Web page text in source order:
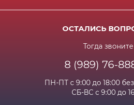
Доставка
Возрат и гарантия
Часто задаваемые вопросы
ОСТАЛИСЬ
Тогда звоните
8 (989) 76-
ПН-ПТ с 9:00 до 18:00
СБ-ВС с 9:00 до